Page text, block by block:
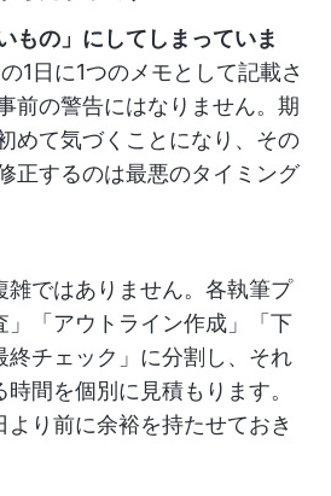
もの」にしてしまっていま
1日に1つのメモとして記載さ
前の警告にはなりません。期
めて気づくことになり、その
正するのは最悪のタイミング
雑ではありません。各執筆プ
」「アウトライン作成」「下
終チェック」に分割し、それ
間を個別に見積もります。
り前に余裕を持たせておき